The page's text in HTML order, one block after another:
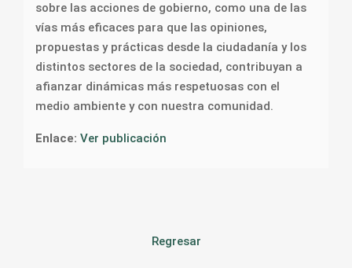
sobre las acciones de gobierno, como una de las
vías más eficaces para que las opiniones,
propuestas y prácticas desde la ciudadanía y los
distintos sectores de la sociedad, contribuyan a
afianzar dinámicas más respetuosas con el
medio ambiente y con nuestra comunidad.
Enlace: Ver publicación
Regresar